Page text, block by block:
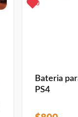
0
Bateria
PS4